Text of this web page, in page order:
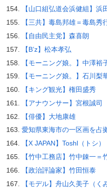
【山口組弘道会浜健組】浜
【三共】毒島邦雄＝毒島秀
【自由民主党】森喜朗
【B’z】松本孝弘
【モーニング娘。】中澤裕
【モーニング娘。】石川梨
【キング観光】権田盛秀
【アナウンサー】宮根誠司
【俳優】大地康雄
愛知県東海市の一区画を占
【X JAPAN】Toshl（トシ）
【竹中工務店】竹中錬一＝
【政治評論家】竹田恒泰
【モデル】舟山久美子（く